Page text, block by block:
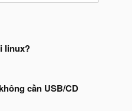
linux?
cần USB/CD